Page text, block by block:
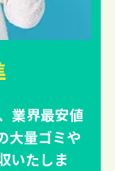
業界最安値
大量ゴミや
いたしま